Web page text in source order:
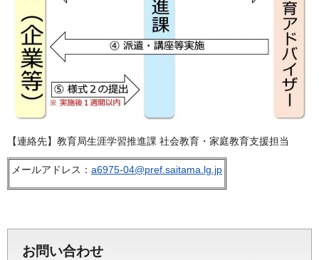
【連絡先】教育局生涯学習推進課 社会教育・家庭教育支援担当
メールアドレス： a6975-04@pref.saitama.lg.jp
お問い合わせ